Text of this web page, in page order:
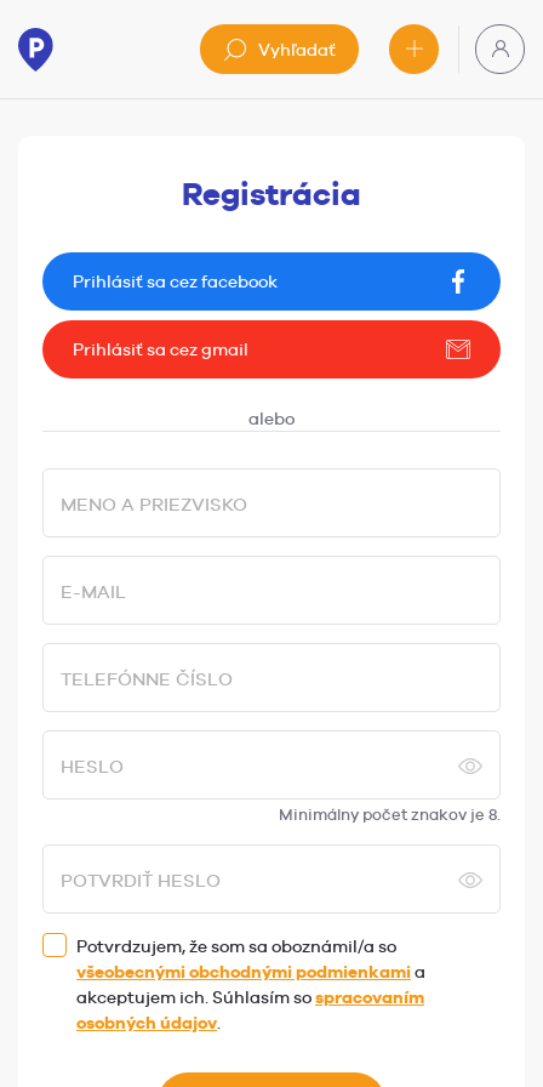
Vyhľadať
Registrácia
Prihlásiť sa cez facebook
Prihlásiť sa cez gmail
MENO A PRIEZVISKO
E-MAIL
TELEFÓNNE ČÍSLO
HESLO
Minimálny počet znakov je 8.
POTVRDIŤ HESLO
Potvrdzujem, že som sa oboznámil/a so
všeobecnými obchodnými podmienkamia
akceptujem ich. Súhlasím sospracovaním
osobných údajov